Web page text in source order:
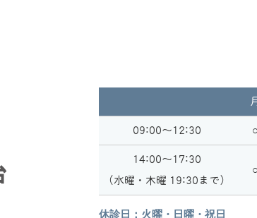
09:00～12:30 ○
14:00〜17:30
（水曜・木曜 19:30まで）
○
休診日：火曜・日曜・祝日